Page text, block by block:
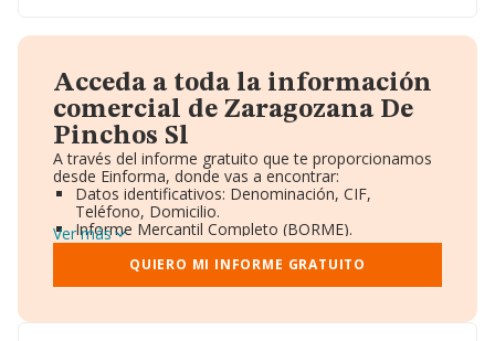
Acceda a toda la información
comercial de Zaragozana De
Pinchos Sl
A través del informe gratuito que te proporcionamos
desde Einforma, donde vas a encontrar:
Datos identificativos: Denominación, CIF,
Teléfono, Domicilio.
Informe Mercantil Completo (BORME).
Gráficos de Evolución Ventas y Empleados.
Consejo de Administración y Administradores.
Directivos y Ejecutivos.
Ver más
QUIERO MI INFORME GRATUITO